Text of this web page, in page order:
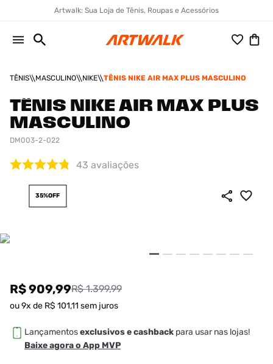
Artwalk: Sua Loja de Tênis, Roupas e Acessórios
TÊNIS MASCULINO NIKE TÊNIS NIKE AIR MAX PLUS MASCULINO
TÊNIS NIKE AIR MAX PLUS
MASCULINO
DM003-2-022
43 avaliações
35%OFF
R$ 909,99R$ 1.399,99
ou9x de R$ 101,11 sem juros
Lançamentosexclusivos e cashback para usar nas lojas!
Baixe agora o App MVP